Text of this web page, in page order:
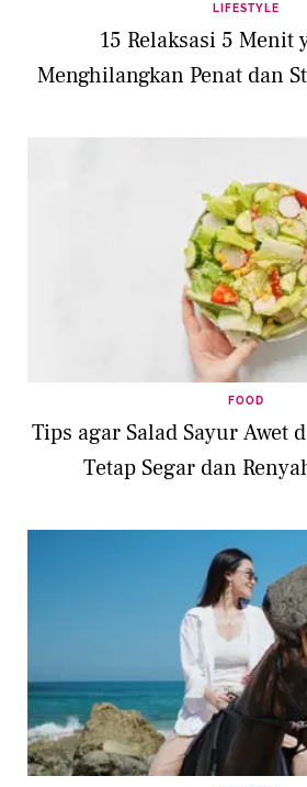
LIFESTYLE
15 Relaksasi 5 Menit
Menghilangkan Penat dan
FOOD
Tips agar Salad Sayur Awet
Tetap Segar dan